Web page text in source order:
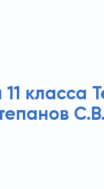
класса